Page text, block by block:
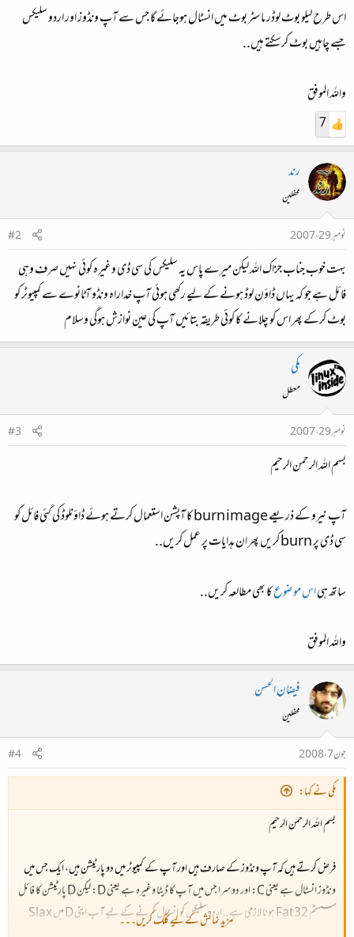
اس طرح لیلو بوٹ لوڈر ماسٹر بوٹ میں انسٹال ہوجائے گا جس سے آپ ونڈوز اور اردو سلیکس
جسے چاہیں بوٹ کرسکتے ہیں..
واللہ الموفق
7
رند
محفلین
نومبر 29، 2007
#2
بہت خوب جناب جزاک اللہ لیکن میرے پاس یہ سلیکس کی سی ڈی وغیرہ کوئی نہیں صرف وہی
فائل ہے جو کہ یہاں ڈاؤن لوڈ ہونے کے لیے رکھی ہوئی آپ خداراہ ونڈو آٹانوے سے کمپیوٹر کو
بوٹ کرکے پھر اس کو چلانے کا کوئی طریقہ بتائیں آپ کی عین نوازش ہوگی وسلام
مکی
معطل
نومبر 29، 2007
#3
بسم اللہ الرحمن الرحیم
آپ نیرو کے ذریعے burn image کا آپشن استعمال کرتے ہوئے ڈاؤنلوڈ کی گئی فائل کو
سی ڈی پر burn کریں پھر ان ہدایات پر عمل کریں..
ساتھ ہیاس موضوعکا بھی مطالعہ کریں..
واللہ الموفق
فیضان الحسن
محفلین
جون 7، 2008
#4
مکی نے کہا:
بسم اللہ الرحمن الرحیم
فرض کرتے ہیں کہ آپ ونڈوز کے صارف ہیں اور آپ کے کمپیوٹر میں دو پارٹیشن ہیں، ایک جس میں
ونڈوز انسٹال ہے یعنی C: اور دوسرا جس میں آپ کا ڈیٹا وغیرہ ہے یعنی D: لیکن D پارٹیشن کا فائل
سسٹم Fat32 ہونا لازمی ہے.. اردو سلیکس کو انسٹال کرنے کے لیے آپ اپنی D میں Slax
مزید نمائش کے لیے کلک کریں۔۔۔